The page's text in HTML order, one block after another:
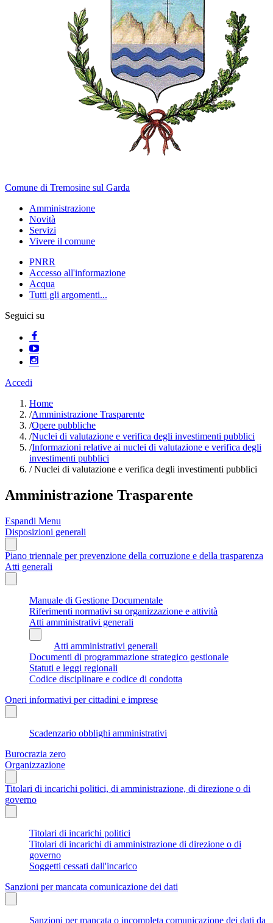
Comune di Tremosine sul Garda
Amministrazione
Novità
Servizi
Vivere il comune
PNRR
Accesso all'informazione
Acqua
Tutti gli argomenti...
Seguici su
Accedi
Home
/Amministrazione Trasparente
/Opere pubbliche
/Nuclei di valutazione e verifica degli investimenti pubblici
/Informazioni relative ai nuclei di valutazione e verifica degli
investimenti pubblici
/Nuclei di valutazione e verifica degli investimenti pubblici
Amministrazione Trasparente
Espandi Menu
Disposizioni generali
Piano triennale per prevenzione della corruzione e della trasparenza
Atti generali
Manuale di Gestione Documentale
Riferimenti normativi su organizzazione e attività
Atti amministrativi generali
Atti amministrativi generali
Documenti di programmazione strategico gestionale
Statuti e leggi regionali
Codice disciplinare e codice di condotta
Oneri informativi per cittadini e imprese
Scadenzario obblighi amministrativi
Burocrazia zero
Organizzazione
Titolari di incarichi politici, di amministrazione, di direzione o di
governo
Titolari di incarichi politici
Titolari di incarichi di amministrazione di direzione o di
governo
Soggetti cessati dall'incarico
Sanzioni per mancata comunicazione dei dati
Sanzioni per mancata o incompleta comunicazione dei dati da